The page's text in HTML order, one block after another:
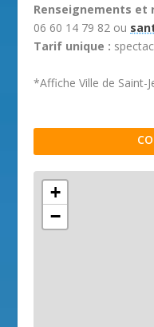
Renseignements et
06 60 14 79 82 ou
Tarif unique :
*Affiche Ville de Saint-
+
−